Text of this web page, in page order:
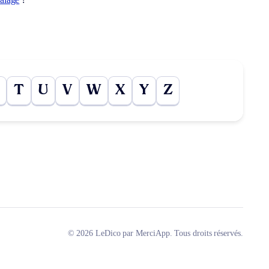
T U V W X Y Z
© 2026 LeDico par MerciApp. Tous droits réservés.